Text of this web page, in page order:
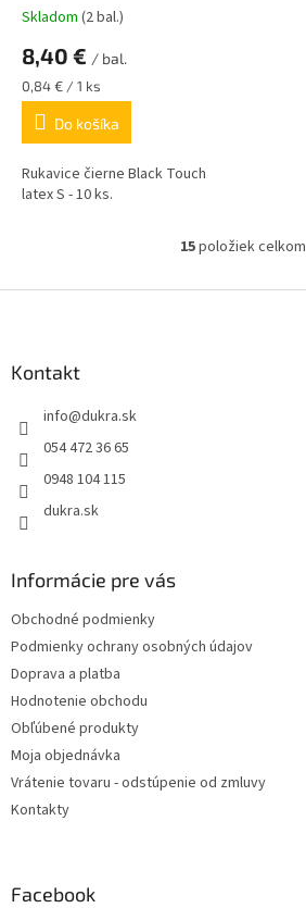
Skladom (2 bal.)
8,40 € / bal.
Jednotková
cena:
0,84 € / 1 ks
Do košíka
Rukavice čierne Black Touch
latex S - 10 ks.
O
l
u
15položiek celkom
Kontakt
info@dukra.sk
054 472 36 65
0948 104 115
dukra.sk
Informácie pre vás
Obchodné podmienky
Podmienky ochrany osobných údajov
Doprava a platba
Hodnotenie obchodu
Obľúbené produkty
Moja objednávka
Vrátenie tovaru - odstúpenie od zmluvy
Kontakty
Facebook